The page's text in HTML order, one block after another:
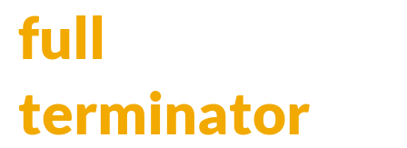
full
terminator